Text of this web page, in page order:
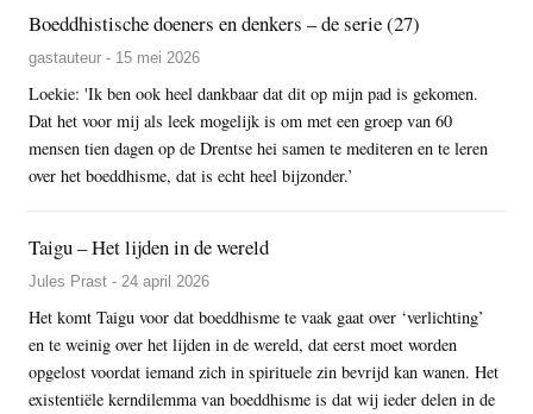
Boeddhistische doeners en denkers – de serie (27)
gastauteur - 15 mei 2026
Loekie: 'Ik ben ook heel dankbaar dat dit op mijn pad is gekomen.
Dat het voor mij als leek mogelijk is om met een groep van 60
mensen tien dagen op de Drentse hei samen te mediteren en te leren
over het boeddhisme, dat is echt heel bijzonder.’
Taigu – Het lijden in de wereld
Jules Prast - 24 april 2026
Het komt Taigu voor dat boeddhisme te vaak gaat over ‘verlichting’
en te weinig over het lijden in de wereld, dat eerst moet worden
opgelost voordat iemand zich in spirituele zin bevrijd kan wanen. Het
existentiële kerndilemma van boeddhisme is dat wij ieder delen in de